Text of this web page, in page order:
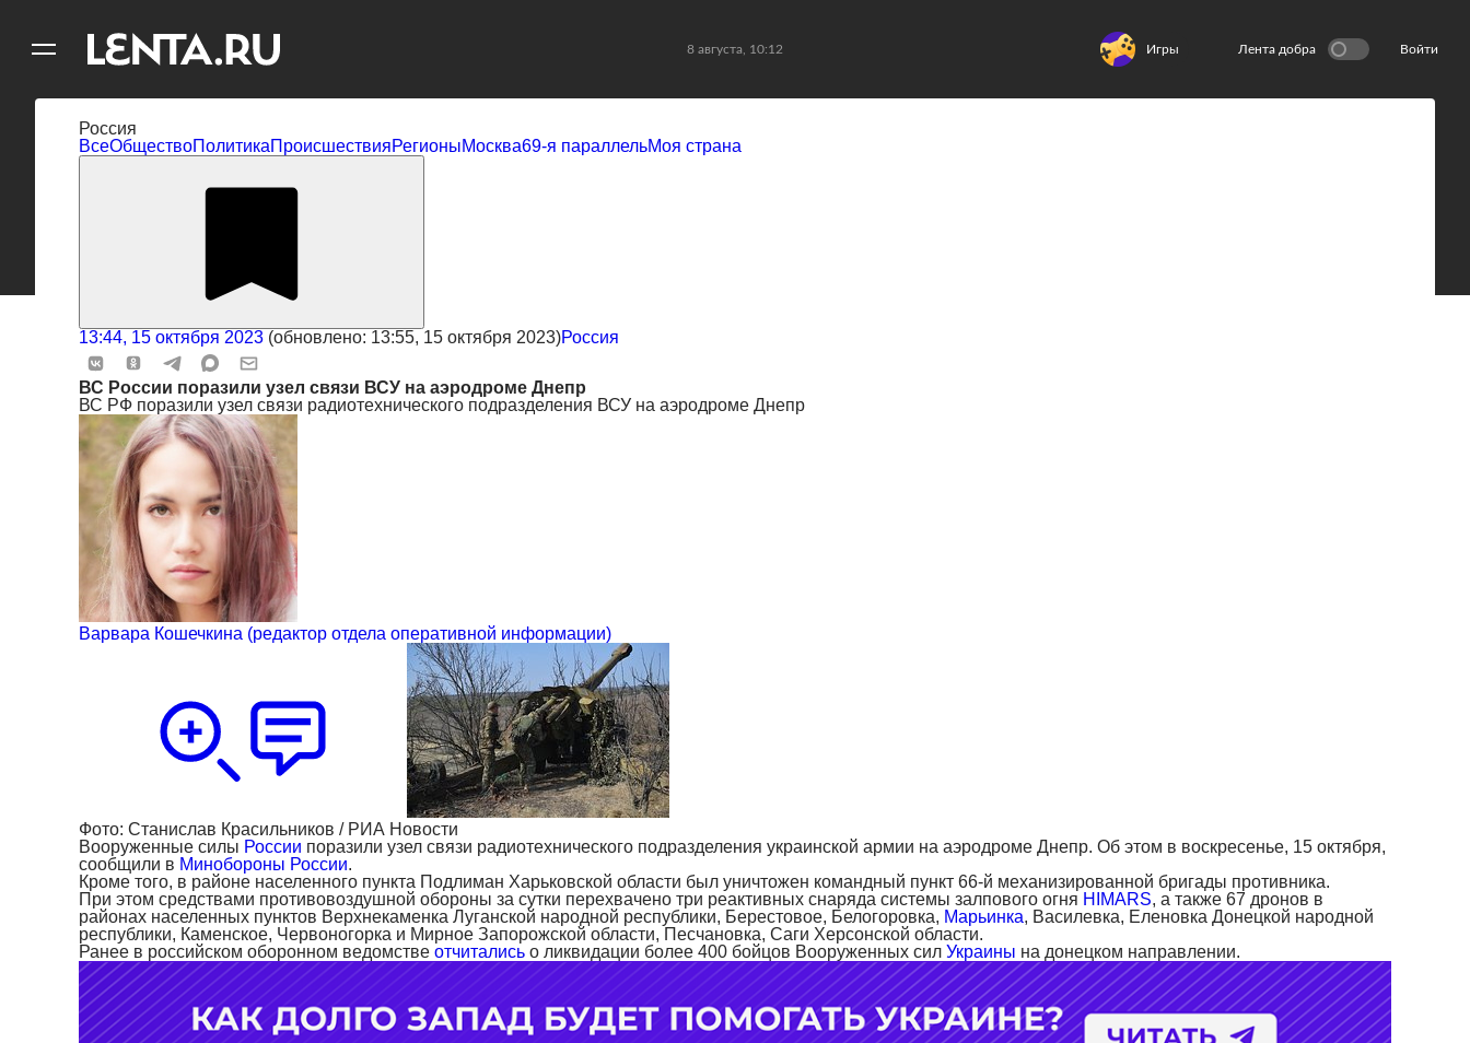
8 августа, 10:12 Игры Лента добра Войти
Россия
ВсеОбществоПолитикаПроисшествияРегионыМосква69-я параллельМоя страна
13:44, 15 октября 2023 (обновлено: 13:55, 15 октября 2023)Россия
ВС России поразили узел связи ВСУ на аэродроме Днепр
ВС РФ поразили узел связи радиотехнического подразделения ВСУ на аэродроме Днепр
Варвара Кошечкина (редактор отдела оперативной информации)
Фото: Станислав Красильников / РИА Новости
Вооруженные силы России поразили узел связи радиотехнического подразделения украинской армии на аэродроме Днепр. Об этом в воскресенье, 15 октября,
сообщили в Минобороны России.
Кроме того, в районе населенного пункта Подлиман Харьковской области был уничтожен командный пункт 66-й механизированной бригады противника.
При этом средствами противовоздушной обороны за сутки перехвачено три реактивных снаряда системы залпового огня HIMARS, а также 67 дронов в
районах населенных пунктов Верхнекаменка Луганской народной республики, Берестовое, Белогоровка, Марьинка, Василевка, Еленовка Донецкой народной
республики, Каменское, Червоногорка и Мирное Запорожской области, Песчановка, Саги Херсонской области.
Ранее в российском оборонном ведомстве отчитались о ликвидации более 400 бойцов Вооруженных сил Украины на донецком направлении.